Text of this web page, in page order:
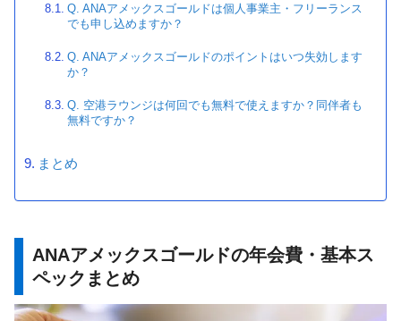
Q. ANAアメックスゴールドは個人事業主・フリーランス
でも申し込めますか？
Q. ANAアメックスゴールドのポイントはいつ失効します
か？
Q. 空港ラウンジは何回でも無料で使えますか？同伴者も
無料ですか？
まとめ
ANAアメックスゴールドの年会費・基本ス
ペックまとめ